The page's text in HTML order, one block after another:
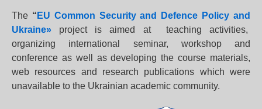
The “ EU Common Security and Defence Policy and
Ukraine» project is aimed at teaching activities,
organizing international seminar, workshop and
conference as well as developing the course materials,
web resources and research publications which were
unavailable to the Ukrainian academic community.